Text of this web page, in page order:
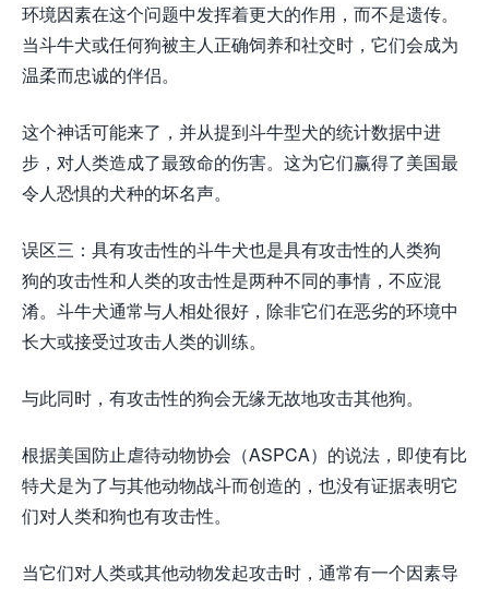
环境因素在这个问题中发挥着更大的作用，而不是遗传。
当斗牛犬或任何狗被主人正确饲养和社交时，它们会成为
温柔而忠诚的伴侣。
这个神话可能来了，并从提到斗牛型犬的统计数据中进
步，对人类造成了最致命的伤害。这为它们赢得了美国最
令人恐惧的犬种的坏名声。
误区三：具有攻击性的斗牛犬也是具有攻击性的人类狗
狗的攻击性和人类的攻击性是两种不同的事情，不应混
淆。斗牛犬通常与人相处很好，除非它们在恶劣的环境中
长大或接受过攻击人类的训练。
与此同时，有攻击性的狗会无缘无故地攻击其他狗。
根据美国防止虐待动物协会（ASPCA）的说法，即使有比
特犬是为了与其他动物战斗而创造的，也没有证据表明它
们对人类和狗也有攻击性。
当它们对人类或其他动物发起攻击时，通常有一个因素导